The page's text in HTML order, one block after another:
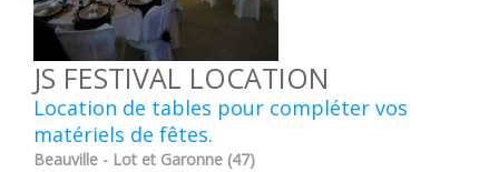
JS FESTIVAL LOCATION
Location de tables pour compléter vos
matériels de fêtes.
Beauville - Lot et Garonne (47)